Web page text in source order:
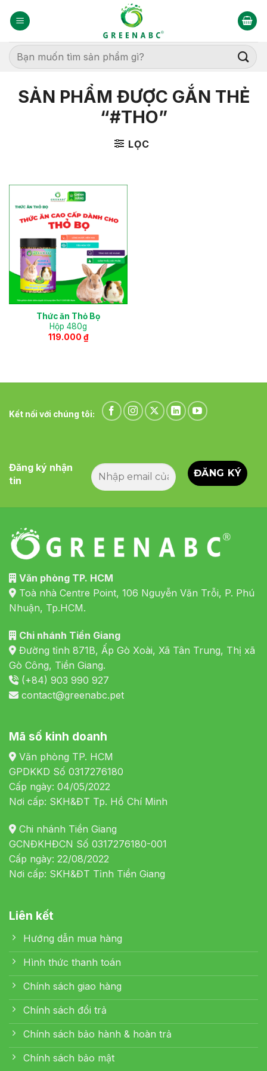
qua
dung
Tìm
kiếm:
SẢN PHẨM ĐƯỢC GẮN THẺ
“#THO”
LỌC
Thức ăn Thỏ Bọ
Hộp 480g
119.000 ₫
Kết nối với chúng tôi:
Đăng ký nhận
tin
Văn phòng TP. HCM
Toà nhà Centre Point, 106 Nguyễn Văn Trỗi, P. Phú
Nhuận, Tp.HCM.
Chi nhánh Tiền Giang
Đường tỉnh 871B, Ấp Gò Xoài, Xã Tân Trung, Thị xã
Gò Công, Tiền Giang.
(+84) 903 990 927
contact@greenabc.pet
Mã số kinh doanh
Văn phòng TP. HCM
GPDKKD Số 0317276180
Cấp ngày: 04/05/2022
Nơi cấp: SKH&ĐT Tp. Hồ Chí Minh
Chi nhánh Tiền Giang
GCNĐKHĐCN Số 0317276180-001
Cấp ngày: 22/08/2022
Nơi cấp: SKH&ĐT Tỉnh Tiền Giang
Liên kết
Hướng dẫn mua hàng
Hình thức thanh toán
Chính sách giao hàng
Chính sách đổi trả
Chính sách bảo hành & hoàn trả
Chính sách bảo mật